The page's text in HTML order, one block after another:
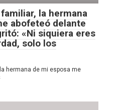
la hermana
abofeteó delante
«Ni siquiera eres
solo los
hermana de mi esposa me